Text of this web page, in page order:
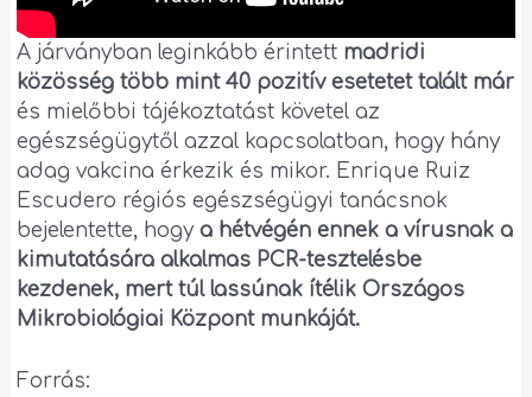
A járványban leginkább érintett madridi
közösség több mint 40 pozitív esetetet talált már
és mielőbbi tájékoztatást követel az
egészségügytől azzal kapcsolatban, hogy hány
adag vakcina érkezik és mikor. Enrique Ruiz
Escudero régiós egészségügyi tanácsnok
bejelentette, hogya hétvégén ennek a vírusnak a
kimutatására alkalmas PCR-tesztelésbe
kezdenek, mert túl lassúnak ítélik Országos
Mikrobiológiai Központ munkáját.
Forrás: